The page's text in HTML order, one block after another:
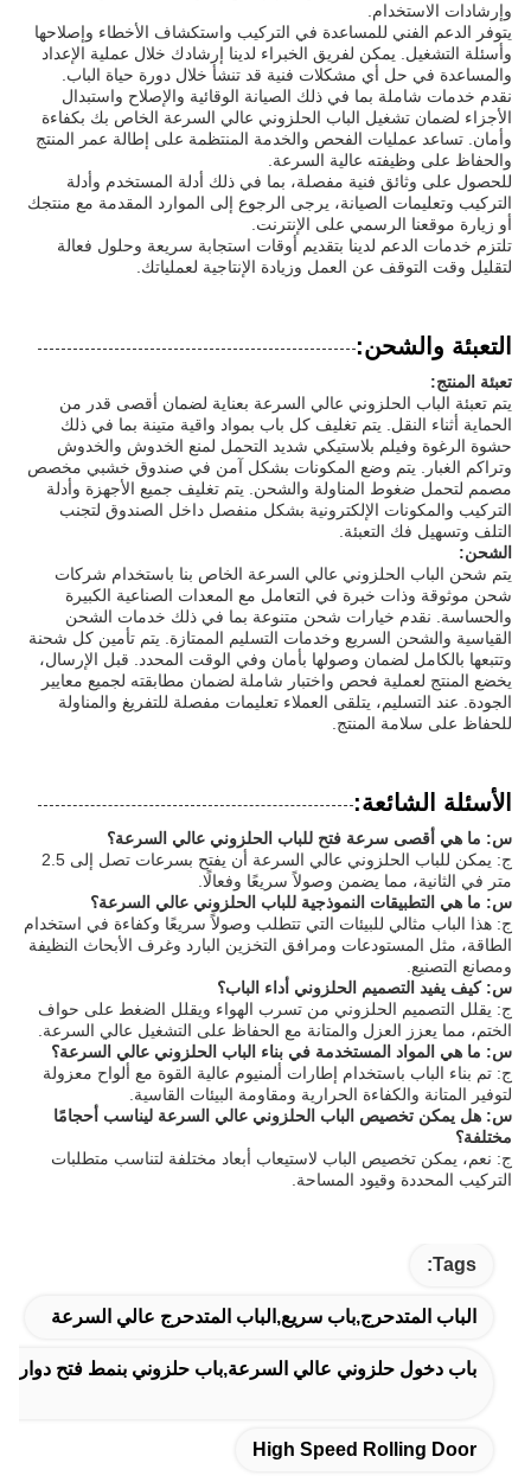
وإرشادات الاستخدام.
يتوفر الدعم الفني للمساعدة في التركيب واستكشاف الأخطاء وإصلاحها
وأسئلة التشغيل. يمكن لفريق الخبراء لدينا إرشادك خلال عملية الإعداد
والمساعدة في حل أي مشكلات فنية قد تنشأ خلال دورة حياة الباب.
نقدم خدمات شاملة بما في ذلك الصيانة الوقائية والإصلاح واستبدال
الأجزاء لضمان تشغيل الباب الحلزوني عالي السرعة الخاص بك بكفاءة
وأمان. تساعد عمليات الفحص والخدمة المنتظمة على إطالة عمر المنتج
والحفاظ على وظيفته عالية السرعة.
للحصول على وثائق فنية مفصلة، بما في ذلك أدلة المستخدم وأدلة
التركيب وتعليمات الصيانة، يرجى الرجوع إلى الموارد المقدمة مع منتجك
أو زيارة موقعنا الرسمي على الإنترنت.
تلتزم خدمات الدعم لدينا بتقديم أوقات استجابة سريعة وحلول فعالة
لتقليل وقت التوقف عن العمل وزيادة الإنتاجية لعملياتك.
التعبئة والشحن:
تعبئة المنتج:
يتم تعبئة الباب الحلزوني عالي السرعة بعناية لضمان أقصى قدر من
الحماية أثناء النقل. يتم تغليف كل باب بمواد واقية متينة بما في ذلك
حشوة الرغوة وفيلم بلاستيكي شديد التحمل لمنع الخدوش والخدوش
وتراكم الغبار. يتم وضع المكونات بشكل آمن في صندوق خشبي مخصص
مصمم لتحمل ضغوط المناولة والشحن. يتم تغليف جميع الأجهزة وأدلة
التركيب والمكونات الإلكترونية بشكل منفصل داخل الصندوق لتجنب
التلف وتسهيل فك التعبئة.
الشحن:
يتم شحن الباب الحلزوني عالي السرعة الخاص بنا باستخدام شركات
شحن موثوقة وذات خبرة في التعامل مع المعدات الصناعية الكبيرة
والحساسة. نقدم خيارات شحن متنوعة بما في ذلك خدمات الشحن
القياسية والشحن السريع وخدمات التسليم الممتازة. يتم تأمين كل شحنة
وتتبعها بالكامل لضمان وصولها بأمان وفي الوقت المحدد. قبل الإرسال،
يخضع المنتج لعملية فحص واختبار شاملة لضمان مطابقته لجميع معايير
الجودة. عند التسليم، يتلقى العملاء تعليمات مفصلة للتفريغ والمناولة
للحفاظ على سلامة المنتج.
الأسئلة الشائعة:
س: ما هي أقصى سرعة فتح للباب الحلزوني عالي السرعة؟
ج: يمكن للباب الحلزوني عالي السرعة أن يفتح بسرعات تصل إلى 2.5
متر في الثانية، مما يضمن وصولاً سريعًا وفعالًا.
س: ما هي التطبيقات النموذجية للباب الحلزوني عالي السرعة؟
ج: هذا الباب مثالي للبيئات التي تتطلب وصولاً سريعًا وكفاءة في استخدام
الطاقة، مثل المستودعات ومرافق التخزين البارد وغرف الأبحاث النظيفة
ومصانع التصنيع.
س: كيف يفيد التصميم الحلزوني أداء الباب؟
ج: يقلل التصميم الحلزوني من تسرب الهواء ويقلل الضغط على حواف
الختم، مما يعزز العزل والمتانة مع الحفاظ على التشغيل عالي السرعة.
س: ما هي المواد المستخدمة في بناء الباب الحلزوني عالي السرعة؟
ج: تم بناء الباب باستخدام إطارات ألمنيوم عالية القوة مع ألواح معزولة
لتوفير المتانة والكفاءة الحرارية ومقاومة البيئات القاسية.
س: هل يمكن تخصيص الباب الحلزوني عالي السرعة ليناسب أحجامًا
مختلفة؟
ج: نعم، يمكن تخصيص الباب لاستيعاب أبعاد مختلفة لتناسب متطلبات
التركيب المحددة وقيود المساحة.
Tags:
الباب المتدحرج,باب سريع,الباب المتدحرج عالي السرعة
باب دخول حلزوني عالي السرعة,باب حلزوني بنمط فتح
High Speed Rolling Door